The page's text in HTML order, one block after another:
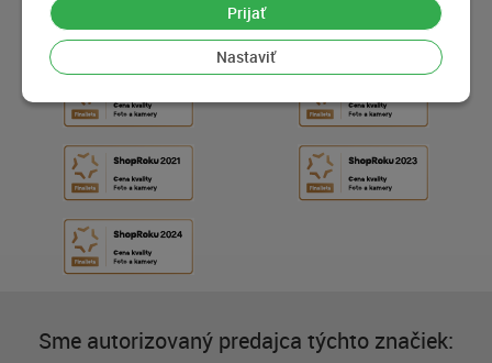
Prijať
Nastaviť
Sme autorizovaný predajca týchto značiek: